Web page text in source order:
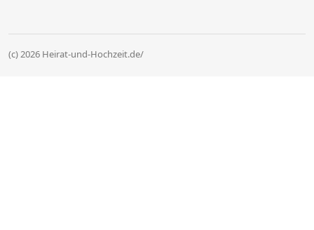
(c) 2026 Heirat-und-Hochzeit.de/